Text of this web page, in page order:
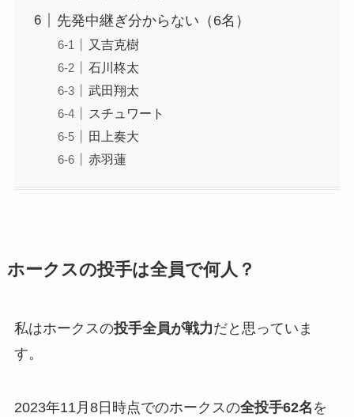
先発中継ぎ分からない（6名）
又吉克樹
石川柊太
武田翔太
スチュワート
田上奏大
赤羽蓮
ホークスの投手は全員で何人？
私はホークスの投手全員が戦力だと思っていま
す。
2023年11月8日時点でのホークスの全投手62名 を